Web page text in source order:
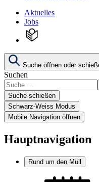
Aktuelles
Jobs
Suche öffnen oder
Suchen
Suche schießen
Schwarz-Weiss Modus
Mobile Navigation öffnen
Hauptnavigation
Rund um den Müll